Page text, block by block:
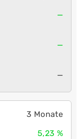
—
—
—
3 Monate
5,23 %